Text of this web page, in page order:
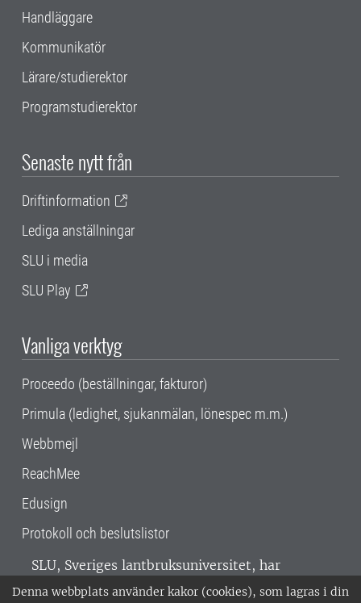
Denna webbplats använder kakor (cookies), som lagras i din
Handläggare
Kommunikatör
Lärare/studierektor
Programstudierektor
Senaste nytt från
Driftinformation
Lediga anställningar
SLU i media
SLU Play
Vanliga verktyg
Proceedo (beställningar, fakturor)
Primula (ledighet, sjukanmälan, lönespec m.m.)
Webbmejl
ReachMee
Edusign
Protokoll och beslutslistor
SLU, Sveriges lantbruksuniversitet, har
verksamhet över hela Sverige. Huvudorter är